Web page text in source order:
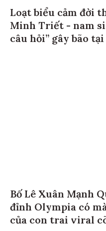
Loạt biểu cảm đời
Minh Triết - nam
câu hỏi” gây bão
Bố Lê Xuân Mạnh
đỉnh Olympia có
của con trai viral